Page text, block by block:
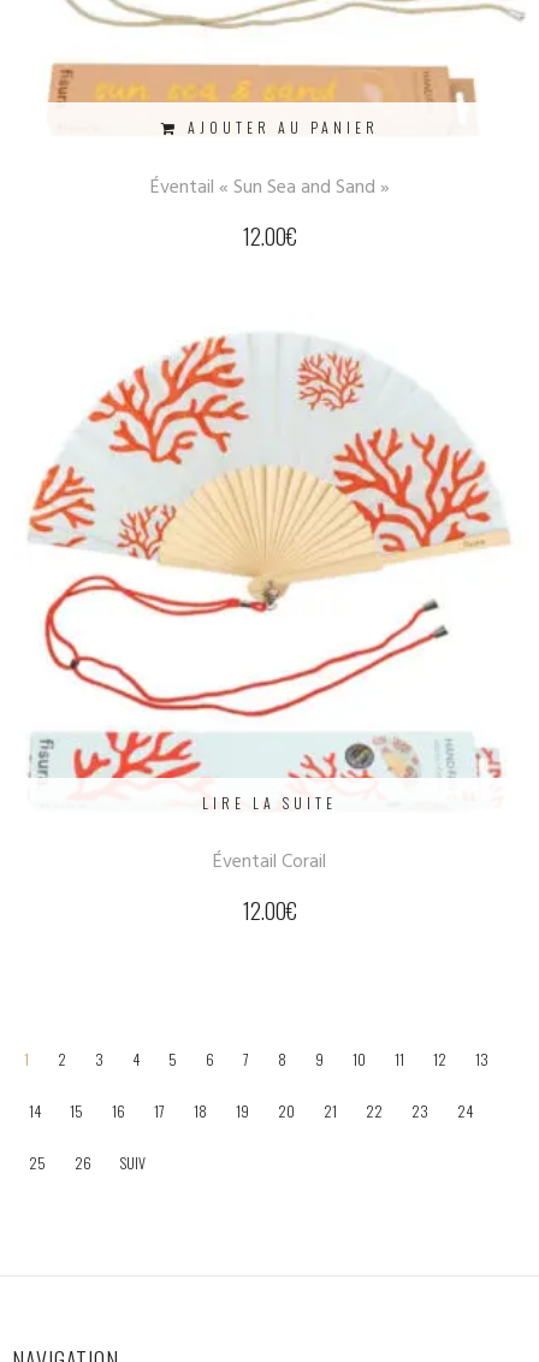
AJOUTER AU PANIER
Éventail « Sun Sea and Sand »
12.00€
LIRE LA SUITE
Éventail Corail
12.00€
1 2 3 4 5 6 7 8 9 10 11 12 13
14 15 16 17 18 19 20 21 22 23 24
25 26 SUIV